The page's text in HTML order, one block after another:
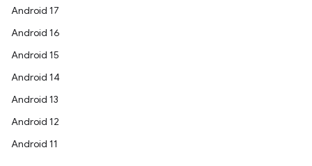
Android 17
Android 16
Android 15
Android 14
Android 13
Android 12
Android 11